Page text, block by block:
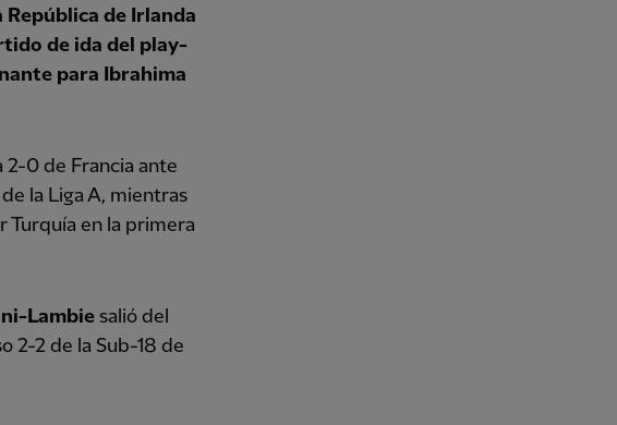
de Irlanda
de ida del play-
para Ibrahima
2-0 de Francia ante
la Liga A, mientras
Turquía en la primera
Lambie salió del
2-2 de la Sub-18 de